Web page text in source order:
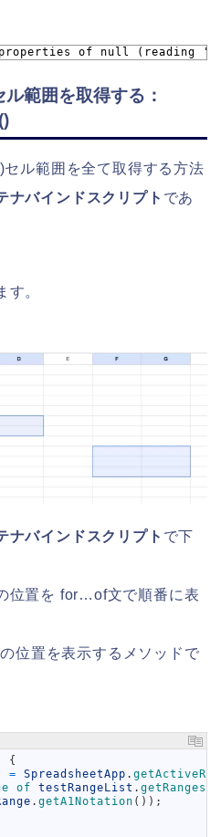
properties of null (reading
範囲を取得する：
ル範囲を全て取得する方法
ナバインドスクリプト であ
す。
ナバインドスクリプト で下
位置を for…of文で順番に表
位置を表示するメソッドで
{
= SpreadsheetApp .
of testRangeList . getRanges
. getA1Notation ( ) ) ;